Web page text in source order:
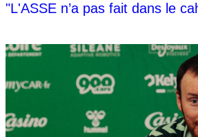
"L'ASSE n’a pas fait dans le